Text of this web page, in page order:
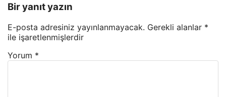
Bir yanıt yazın
E-posta adresiniz yayınlanmayacak. Gerekli alanlar *
ile işaretlenmişlerdir
Yorum *